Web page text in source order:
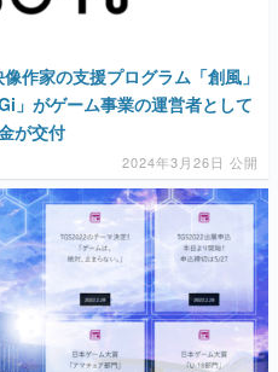
」がゲーム事業の運営者として
2024年3月26日 公開